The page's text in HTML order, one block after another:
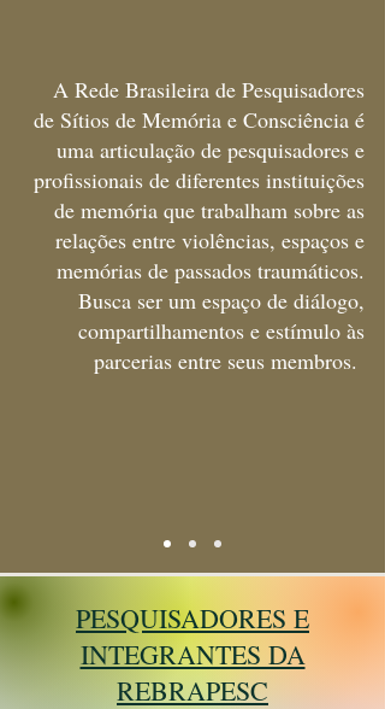
A Rede Brasileira de Pesquisadores
de Sítios de Memória e Consciência é
uma articulação de pesquisadores e
profissionais de diferentes instituições
de memória que trabalham sobre as
relações entre violências, espaços e
memórias de passados traumáticos.
Busca ser um espaço de diálogo,
compartilhamentos e estímulo às
parcerias entre seus membros.
PESQUISADORES E
INTEGRANTES DA
REBRAPESC